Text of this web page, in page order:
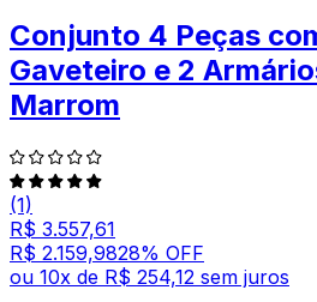
Conjunto 4 Peças
Gaveteiro e 2
Marrom
(1)
R$ 3.557,61
R$ 2.159,9828% OFF
ou 10x de R$ 254,12 sem juros